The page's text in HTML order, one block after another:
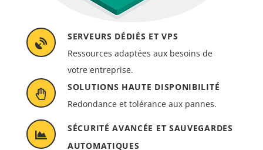
SERVEURS DÉDIÉS ET VPS
Ressources adaptées aux besoins de
votre entreprise.
SOLUTIONS HAUTE DISPONIBILITÉ
Redondance et tolérance aux pannes.
SÉCURITÉ AVANCÉE ET SAUVEGARDES
AUTOMATIQUES